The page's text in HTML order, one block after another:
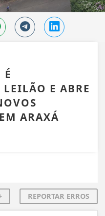
É
E ABRE
ARAXÁ
REPORTAR ERROS